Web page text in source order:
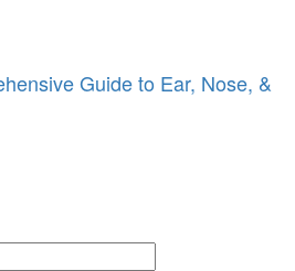
Guide to Ear, Nose, &